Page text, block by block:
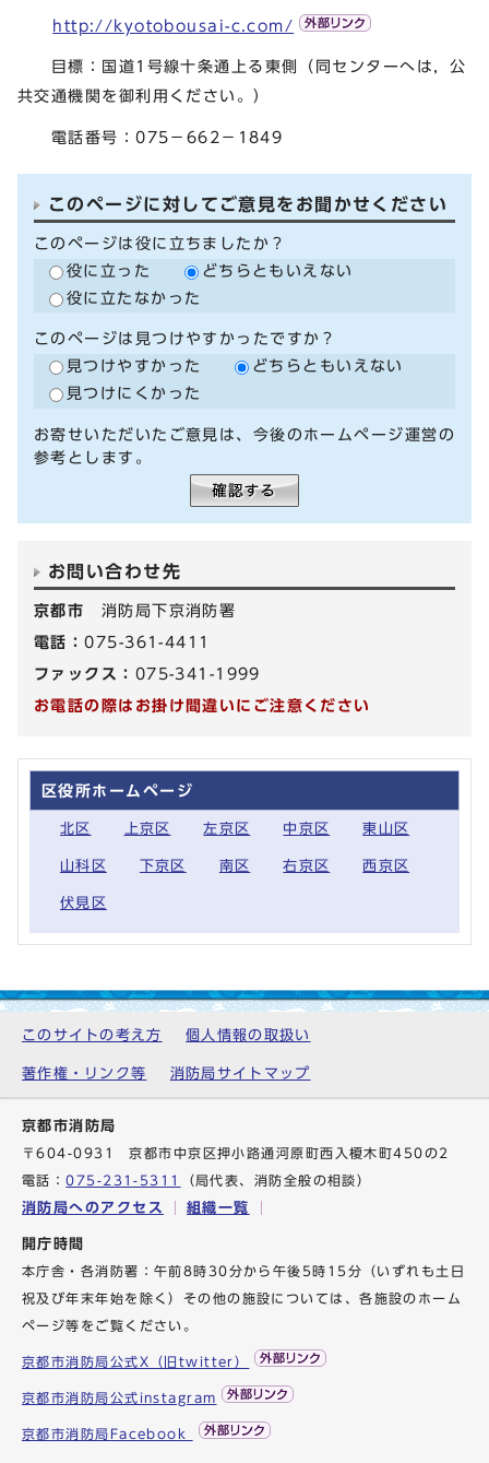
http://kyotobousai-c.com/
目標：国道1号線十条通上る東側（同センターへは，公
共交通機関を御利用ください。）
電話番号：075－662－1849
このページに対してご意見をお聞かせください
このページは役に立ちましたか？
役に立った
どちらともいえない
役に立たなかった
このページは見つけやすかったですか？
見つけやすかった
どちらともいえない
見つけにくかった
お寄せいただいたご意見は、今後のホームページ運営の
参考とします。
お問い合わせ先
京都市 消防局下京消防署
電話：075-361-4411
ファックス： 075-341-1999
お電話の際はお掛け間違いにご注意ください
区役所ホームページ
北区 上京区 左京区 中京区 東山区
山科区 下京区 南区 右京区 西京区
伏見区
このサイトの考え方 個人情報の取扱い
著作権・リンク等 消防局サイトマップ
京都市消防局
〒604-0931 京都市中京区押小路通河原町西入榎木町450の2
電話：075-231-5311 （局代表、消防全般の相談）
消防局へのアクセス 組織一覧
開庁時間
本庁舎・各消防署：午前8時30分から午後5時15分（いずれも土日
祝及び年末年始を除く）その他の施設については、各施設のホーム
ページ等をご覧ください。
京都市消防局公式X（旧twitter）
京都市消防局公式instagram
京都市消防局Facebook